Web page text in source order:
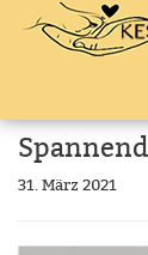
31. März 2021